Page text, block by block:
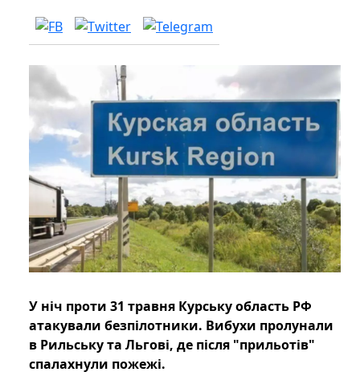
У ніч проти 31 травня Курську область РФ
атакували безпілотники. Вибухи пролунали
в Рильську та Льгові, де після "прильотів"
спалахнули пожежі.